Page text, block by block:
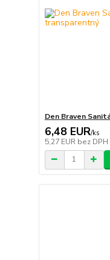
Den Braven
6,48 EUR/ks
5,27 EUR bez DPH